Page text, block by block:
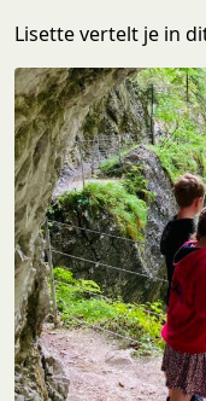
Lisette vertelt je in